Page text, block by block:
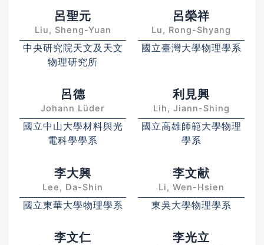
呂聖元
Liu, Sheng-Yuan
中央研究院天文及天文
物理研究所
呂榮祥
Lu, Rong-Shyang
國立臺灣大學物理學系
呂德
Johann Lüder
國立中山大學材料與光
電科學學系
利見興
Lih, Jiann-Shing
國立高雄師範大學物理
學系
李大興
Lee, Da-Shin
國立東華大學物理學系
李文献
Li, Wen-Hsien
東吳大學物理學系
李文仁 李光立